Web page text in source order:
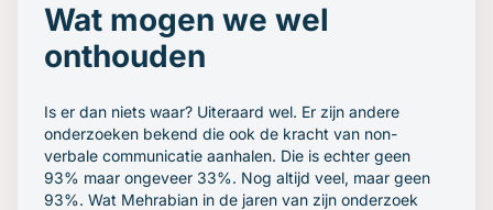
Wat mogen we wel
onthouden
Is er dan niets waar? Uiteraard wel. Er zijn andere
onderzoeken bekend die ook de kracht van non-
verbale communicatie aanhalen. Die is echter geen
93% maar ongeveer 33%. Nog altijd veel, maar geen
93%. Wat Mehrabian in de jaren van zijn onderzoek